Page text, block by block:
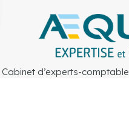
Cabinet d’experts-